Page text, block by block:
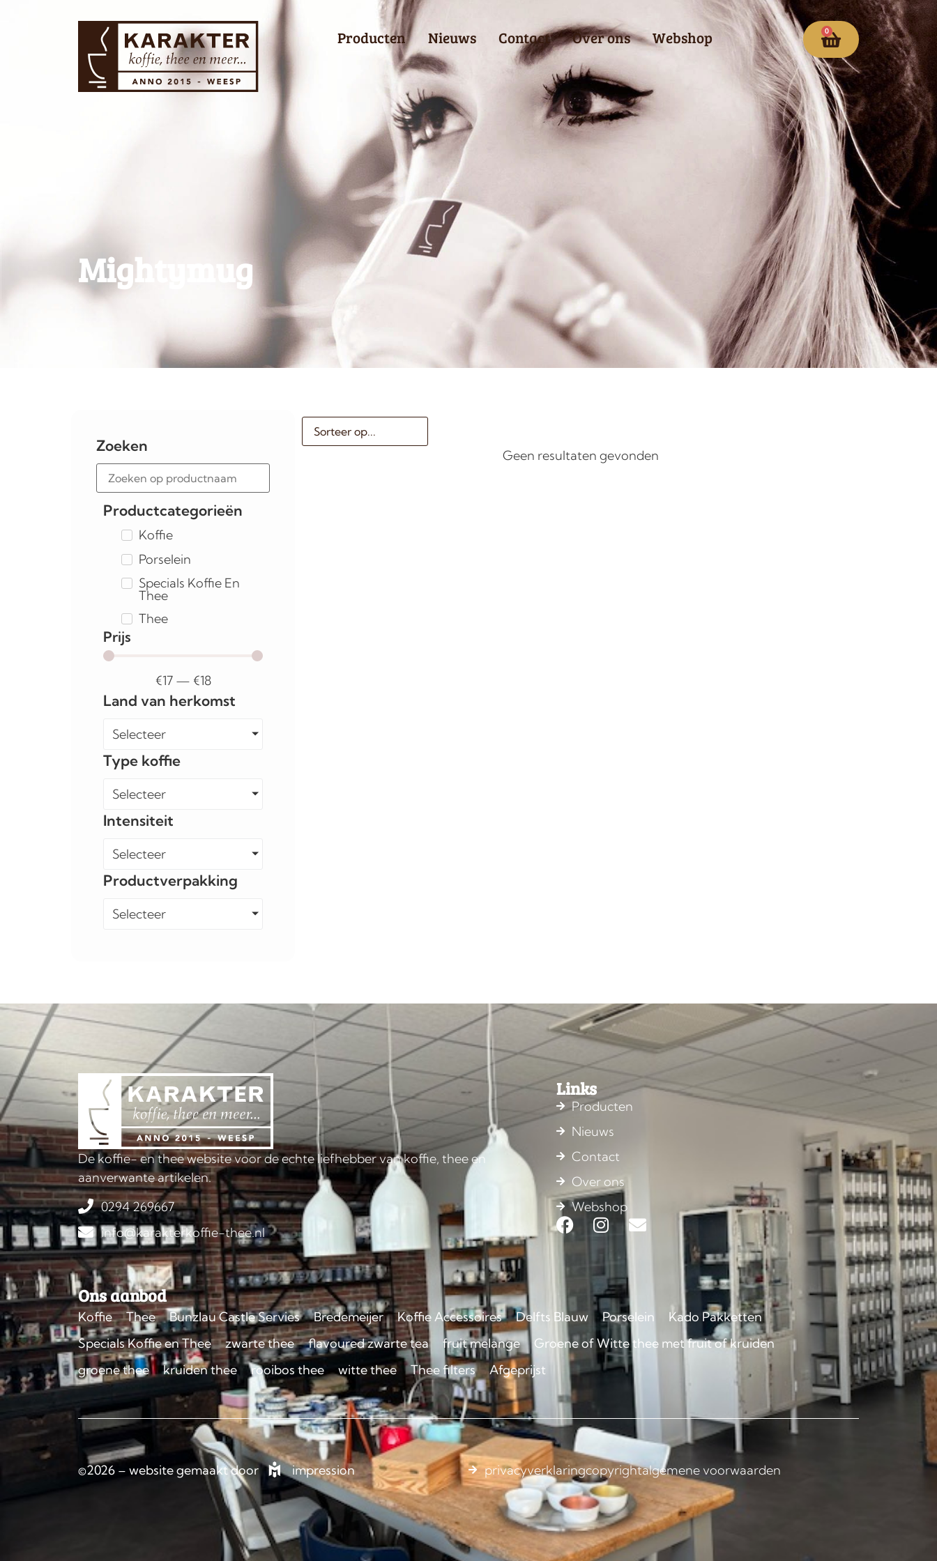
Producten Nieuws Contact Over ons Webshop 0
Mightymug
Zoeken
Productcategorieën
Koffie
Porselein
Specials Koffie En
Thee
Thee
Prijs
€17— €18
Land van herkomst
Selecteer
Type koffie
Selecteer
Intensiteit
Selecteer
Productverpakking
Selecteer
Geen resultaten gevonden
De koffie- en thee website voor de echte liefhebber van koffie, thee en
aanverwante artikelen.
0294 269667
info@karakterkoffie-thee.nl
Links
Producten
Nieuws
Contact
Over ons
Webshop
Ons aanbod
Koffie Thee Bunzlau Castle Servies Bredemeijer Koffie Accessoires Delfts Blauw Porselein
Kado Pakketten
Specials Koffie en Thee
zwarte thee flavoured zwarte tea fruit melange
Groene of Witte thee met fruit of kruiden
groene thee
kruiden thee rooibos thee witte thee Thee filters Afgeprijst
©2026 – website gemaakt door impression privacyverklaringcopyrightalgemene voorwaarden